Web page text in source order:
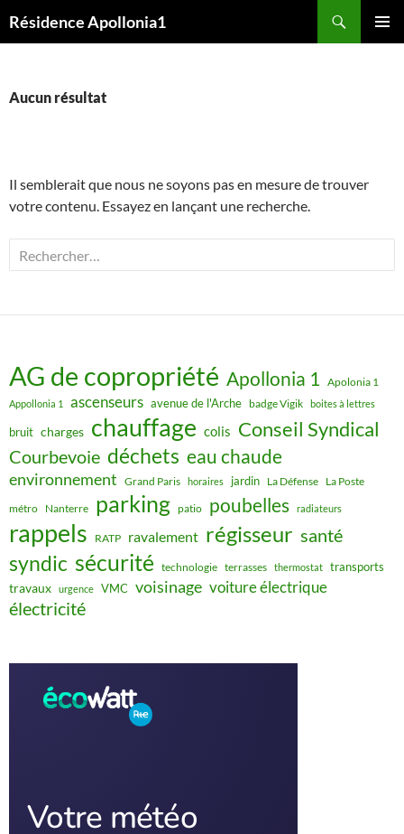
auRésidence Apollonia1
Aucun résultat
Il semblerait que nous ne soyons pas en mesure de trouver
votre contenu. Essayez en lançant une recherche.
Rechercher :
AG de copropriété Apollonia 1 Apolonia 1
Appollonia 1 ascenseurs avenue de l'Arche badge Vigik boites à lettres
bruit charges chauffage colis Conseil Syndical
Courbevoie déchets eau chaude
environnement Grand Paris horaires jardin La Défense La Poste
métro Nanterre parking patio poubelles radiateurs
rappels RATP ravalement régisseur santé
syndic sécurité technologie terrasses thermostat transports
travaux urgence VMC voisinage voiture électrique
électricité